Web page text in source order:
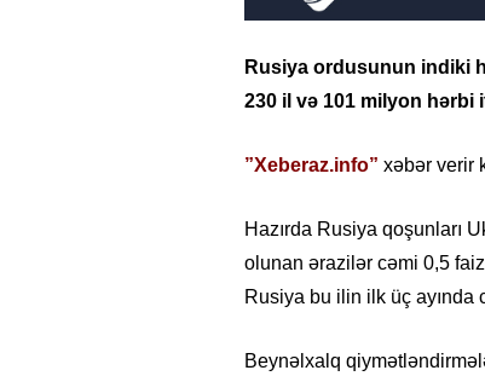
Rusiya ordusunun indiki
230 il və 101 milyon hərbi
”Xeberaz.info” xəbər verir
Hazırda Rusiya qoşunları
olunan ərazilər cəmi 0,5
Rusiya bu ilin ilk üç
Beynəlxalq